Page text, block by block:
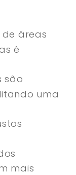
áreas
é
são
uma
mais